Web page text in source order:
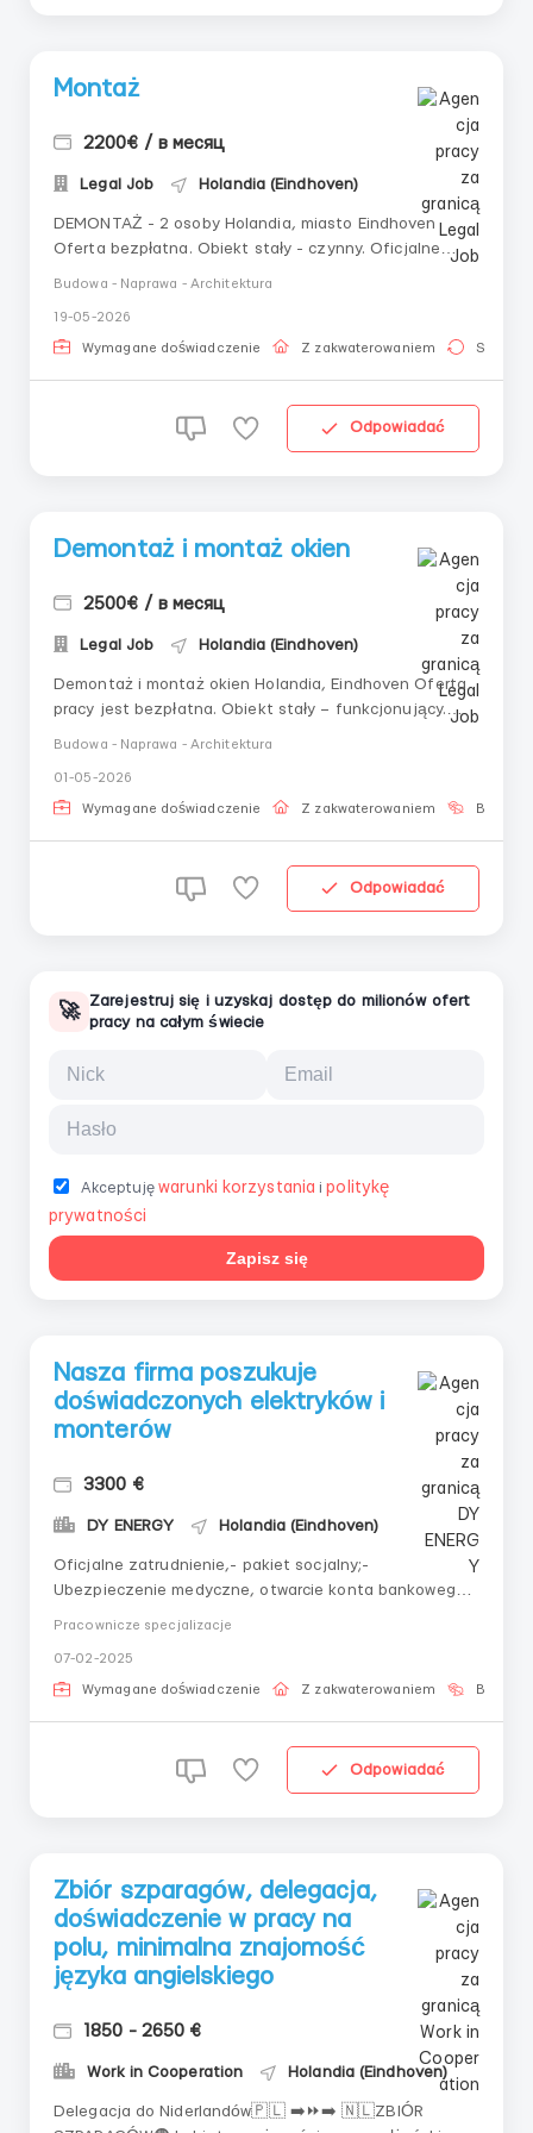
Montaż
2200€ / в месяц
Legal Job Holandia (Eindhoven)
DEMONTAŻ - 2 osoby Holandia, miasto Eindhoven
Oferta bezpłatna. Obiekt stały - czynny. Oficjalne
200-220 godzin miesięcznie; Zakwaterowanie:
bezpłatne. Obowiązki: Wykonanie pełnego zakres...
Budowa - Naprawa - Architektura
19-05-2026
Wymagane doświadczenie Z zakwaterowaniem Stała
Odpowiadać
Demontaż i montaż okien
2500€ / в месяц
Legal Job Holandia (Eindhoven)
Demontaż i montaż okien Holandia, Eindhoven Oferta
pracy jest bezpłatna. Obiekt stały – funkcjonujący.
piątek, 10 godzin dziennie, 200-220 godzin
miesięcznie; Mieszkanie: bezpłatnie. Wym...
Budowa - Naprawa - Architektura
01-05-2026
Wymagane doświadczenie Z zakwaterowaniem Bez
Odpowiadać
🚀
Zarejestruj się i uzyskaj dostęp do milionów ofert
pracy na całym świecie
Akceptujęwarunki korzystania i politykę
prywatności
Zapisz się
Nasza firma poszukuje
doświadczonych elektryków i
monterów
3300 €
DY ENERGY Holandia (Eindhoven)
Oficjalne zatrudnienie,- pakiet socjalny;-
Ubezpieczenie medyczne, otwarcie konta bankowego,
stawki dla brygad i firm - od 12 euro za panel)-
Zapewniamy sprzęt, samochód służbowy i narzędzia;-
Pracownicze specjalizacje
07-02-2025
Wymagane doświadczenie Z zakwaterowaniem Bez
Odpowiadać
Zbiór szparagów, delegacja,
doświadczenie w pracy na
polu, minimalna znajomość
języka angielskiego
1850 - 2650 €
Work in Cooperation Holandia (Eindhoven)
Delegacja do Niderlandów🇵🇱 ➡️⏩➡️ 🇳🇱ZBIÓR